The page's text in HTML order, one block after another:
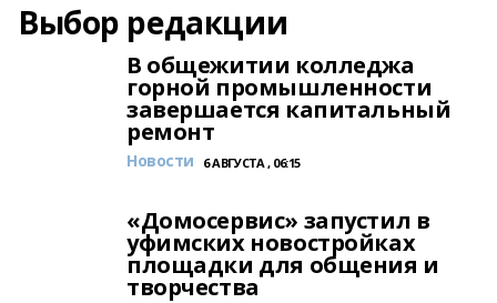
Выбор редакции
В общежитии колледжа
горной промышленности
завершается капитальный
ремонт
Новости 6 АВГУСТА , 06:15
«Домосервис» запустил в
уфимских новостройках
площадки для общения и
творчества